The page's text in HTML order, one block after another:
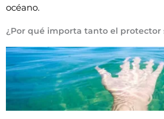
océano.
¿Por qué importa tanto el protector